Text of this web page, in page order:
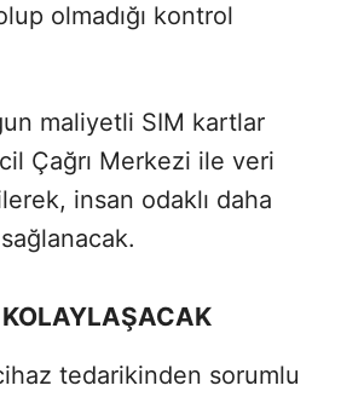
olmadığı kontrol
maliyetli SIM kartlar
Çağrı Merkezi ile veri
insan odaklı daha
tedarikinden sorumlu